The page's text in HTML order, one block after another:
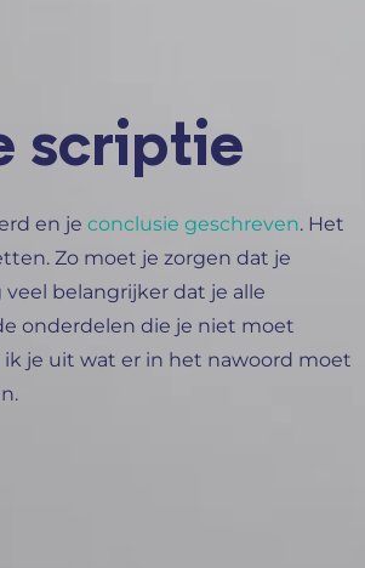
scriptie
en je conclusie geschreven. Het
Zo moet je zorgen dat je
veel belangrijker dat je alle
onderdelen die je niet moet
je uit wat er in het nawoord moet